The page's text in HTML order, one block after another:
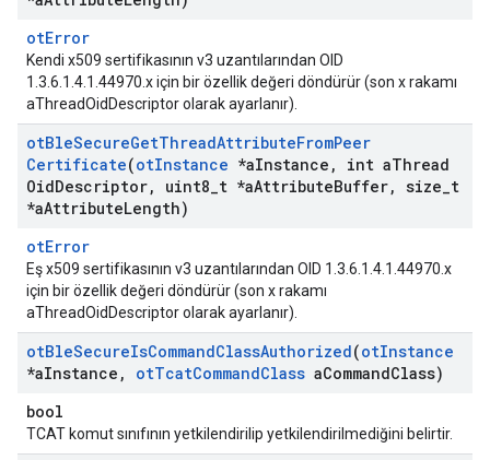
otError
Kendi x509 sertifikasının v3 uzantılarından OID
1.3.6.1.4.1.44970.x için bir özellik değeri döndürür (son x rakamı
aThreadOidDescriptor olarak ayarlanır).
otBleSecureGetThreadAttributeFromPeer
Certificate(otInstance *aInstance , int aThread
OidDescriptor, uint8 t *aAttributeBuffer, size t
*aAttributeLength)
otError
Eş x509 sertifikasının v3 uzantılarından OID 1.3.6.1.4.1.44970.x
için bir özellik değeri döndürür (son x rakamı
aThreadOidDescriptor olarak ayarlanır).
otBleSecureIsCommandClassAuthorized(otInstance
*aInstance , otTcatCommandClass aCommandClass)
bool
TCAT komut sınıfının yetkilendirilip yetkilendirilmediğini belirtir.